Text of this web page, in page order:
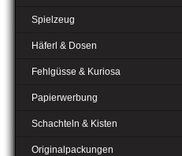
Spielzeug
Häferl & Dosen
Fehlgüsse & Kuriosa
Papierwerbung
Schachteln & Kisten
Originalpackungen